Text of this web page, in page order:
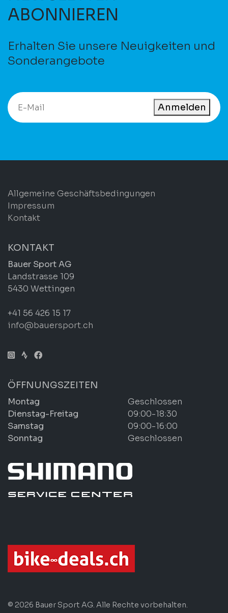
ABONNIEREN
Erhalten Sie unsere Neuigkeiten und
Sonderangebote
Anmelden
Allgemeine Geschäftsbedingungen
Impressum
Kontakt
KONTAKT
Bauer Sport AG
Landstrasse 109
5430 Wettingen
+41 56 426 15 17
info@bauersport.ch
ÖFFNUNGSZEITEN
Montag
Geschlossen
Dienstag-Freitag
09:00-18:30
Samstag
09:00-16:00
Sonntag
Geschlossen
© 2026 Bauer Sport AG. Alle Rechte vorbehalten.